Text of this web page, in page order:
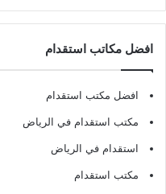
افضل مكاتب استقدام
افضل مكتب استقدام
مكتب استقدام في الرياض
استقدام في الرياض
مكتب استقدام